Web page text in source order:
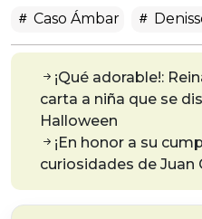
Caso Ámbar
¡Qué adorable!:
carta a niña que se
Halloween
¡En honor a su
curiosidades de Juan